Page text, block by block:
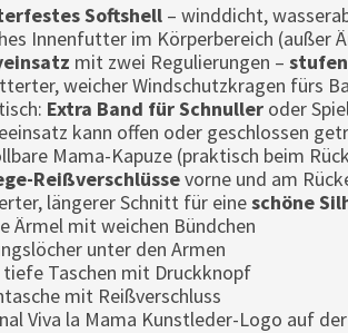
Softshell – winddicht,
Innenfutter im Körperbereich (außer
mit zwei Regulierungen –
weicher Windschutzkragen fürs
Extra Band für Schnuller oder
kann offen oder geschlossen
Mama-Kapuze (praktisch beim
Reißverschlüssevorne und am
längerer Schnitt für eineschöne
Ärmel mit weichen Bündchen
unter den Armen
tiefe Taschen mit Druckknopf
mit Reißverschluss
Viva la Mama Kunstleder-Logo auf